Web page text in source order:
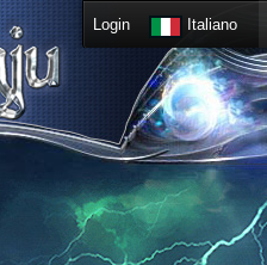
Login Italiano